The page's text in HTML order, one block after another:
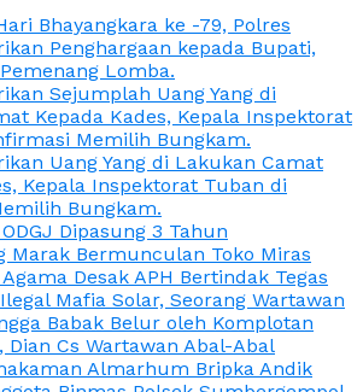
Bhayangkara ke -79, Polres
Penghargaan kepada Bupati,
Lomba.
Sejumplah Uang Yang di
Kepada Kades, Kepala Inspektorat
Memilih Bungkam.
Uang Yang di Lakukan Camat
Kepala Inspektorat Tuban di
Bungkam.
Dipasung 3 Tahun
Marak Bermunculan Toko Miras
Desak APH Bertindak Tegas
Mafia Solar, Seorang Wartawan
Babak Belur oleh Komplotan
Dian Cs Wartawan Abal-Abal
Almarhum Bripka Andik